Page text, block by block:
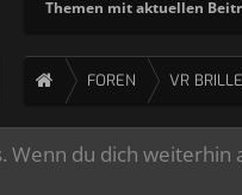
Themen mit aktuellen
FOREN VR
Wenn du dich